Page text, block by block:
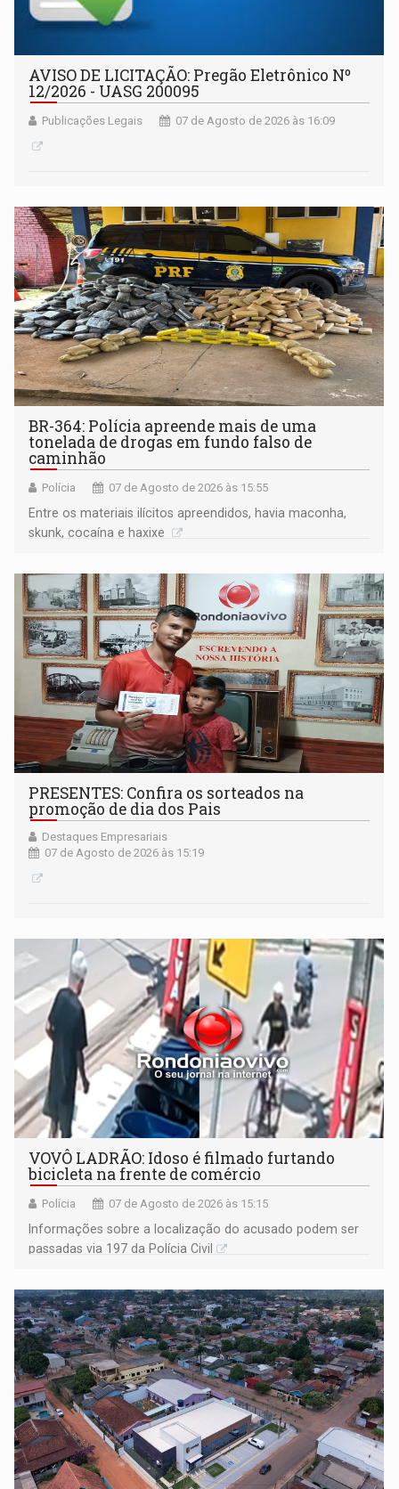
AVISO DE LICITAÇÃO: Pregão Eletrônico Nº
12/2026 - UASG 200095
Publicações Legais 07 de Agosto de 2026 às 16:09
BR-364: Polícia apreende mais de uma
tonelada de drogas em fundo falso de
caminhão
Polícia 07 de Agosto de 2026 às 15:55
Entre os materiais ilícitos apreendidos, havia maconha,
skunk, cocaína e haxixe
PRESENTES: Confira os sorteados na
promoção de dia dos Pais
Destaques Empresariais
07 de Agosto de 2026 às 15:19
VOVÔ LADRÃO: Idoso é filmado furtando
bicicleta na frente de comércio
Polícia 07 de Agosto de 2026 às 15:15
Informações sobre a localização do acusado podem ser
passadas via 197 da Polícia Civil